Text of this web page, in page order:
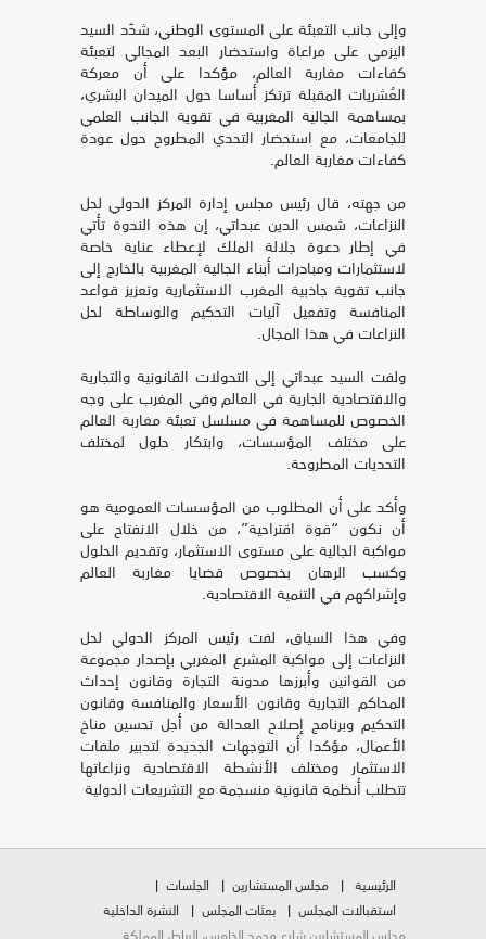
وإلى جانب التعبئة على المستوى الوطني، شدّد السيد
اليزمي على مراعاة واستحضار البعد المجالي لتعبئة
كفاءات مغاربة العالم، مؤكدا على أن معركة
العُشريات المقبلة ترتكز أساسا حول الميدان البشري،
بمساهمة الجالية المغربية في تقوية الجانب العلمي
للجامعات، مع استحضار التحدي المطروح حول عودة
كفاءات مغاربة العالم.
من جهته، قال رئيس مجلس إدارة المركز الدولي لحل
النزاعات، شمس الدين عبداتي، إن هذه الندوة تأتي
في إطار دعوة جلالة الملك لإعطاء عناية خاصة
لاستثمارات ومبادرات أبناء الجالية المغربية بالخارج إلى
جانب تقوية جاذبية المغرب الاستثمارية وتعزيز قواعد
المنافسة وتفعيل آليات التحكيم والوساطة لحل
النزاعات في هذا المجال.
ولفت السيد عبداتي إلى التحولات القانونية والتجارية
والاقتصادية الجارية في العالم وفي المغرب على وجه
الخصوص للمساهمة في مسلسل تعبئة مغاربة العالم
على مختلف المؤسسات، وابتكار حلول لمختلف
التحديات المطروحة.
وأكد على أن المطلوب من المؤسسات العمومية هو
أن نكون “قوة اقتراحية”، من خلال الانفتاح على
مواكبة الجالية على مستوى الاستثمار، وتقديم الحلول
وكسب الرهان بخصوص قضايا مغاربة العالم
وإشراكهم في التنمية الاقتصادية.
وفي هذا السياق، لفت رئيس المركز الدولي لحل
النزاعات إلى مواكبة المشرع المغربي بإصدار مجموعة
من القوانين وأبرزها مدونة التجارة وقانون إحداث
المحاكم التجارية وقانون الأسعار والمنافسة وقانون
التحكيم وبرنامج إصلاح العدالة من أجل تحسين مناخ
الأعمال، مؤكدا أن التوجهات الجديدة لتدبير ملفات
الاستثمار ومختلف الأنشطة الاقتصادية ونزاعاتها
تتطلب أنظمة قانونية منسجمة مع التشريعات الدولية
الرئيسية مجلس المستشارين
الجلسات
استقبالات المجلس
بعثات المجلس
النشرة الداخلية
مجلس المستشارين شارع محمد الخامس، الرباط، المملكة